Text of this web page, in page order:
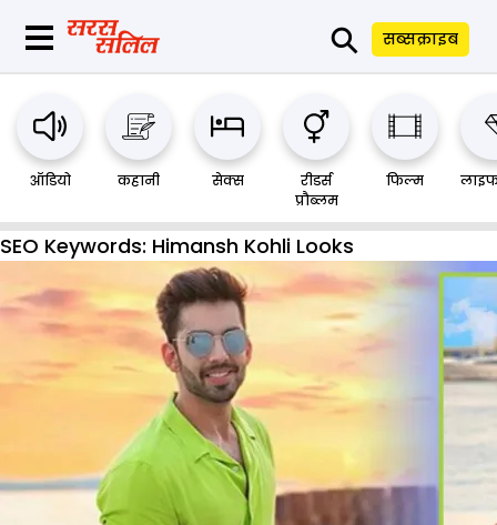
⚲ सब्सक्राइब
ऑडियो कहानी सेक्स
रीडर्स
प्रौब्लम
फिल्म
SEO Keywords: Himansh Kohli Looks